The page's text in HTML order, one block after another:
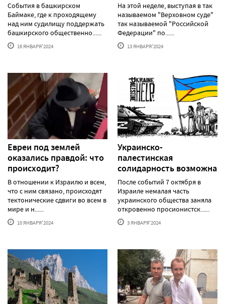
События в башкирском
Баймаке, где к проходящему
над ним судилищу поддержать
башкирского общественно......
16 ЯНВАРЯ'2024
На этой неделе, выступая в так
называемом "Верховном суде"
так называемой "Российской
Федерации" по......
13 ЯНВАРЯ'2024
Евреи под землей
оказались правдой: что
происходит?
В отношении к Израилю и всем,
что с ним связано, происходят
тектонические сдвиги во всем в
мире и н......
10 ЯНВАРЯ'2024
Украинско-
палестинская
солидарность возможна
После событий 7 октября в
Израиле немалая часть
украинского общества заняла
откровенно просионистск......
3 ЯНВАРЯ'2024